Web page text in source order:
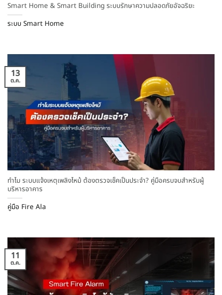
Smart Home & Smart Building ระบบรักษาความปลอดภัยอัจฉริยะ
ระบบ Smart Home
ทำไม ระบบแจ้งเหตุเพลิงไหม้ ต้องตรวจเช็คเป็นประจำ? คู่มือครบจบสำหรับผู้
บริหารอาคาร
คู่มือ Fire Ala
13
ต.ค.
11
ต.ค.